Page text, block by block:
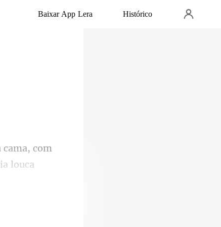
Baixar App Lera Histórico
, com